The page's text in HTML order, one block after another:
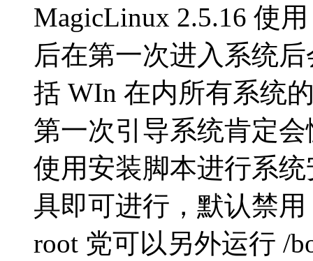
MagicLinux 2.5.16 使
后在第一次进入系统
括 WIn 在内所有系统
第一次引导系统肯定
使用安装脚本进行系
具即可进行，默认禁用
root 党可以另外运行 /